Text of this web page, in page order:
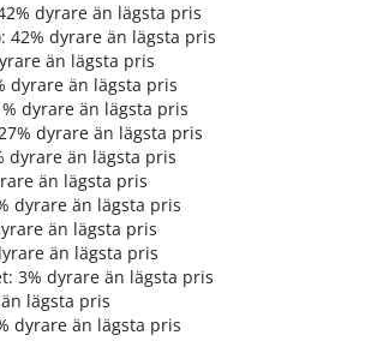
dyrare än lägsta pris
42% dyrare än lägsta pris
än lägsta pris
dyrare än lägsta pris
dyrare än lägsta pris
dyrare än lägsta pris
dyrare än lägsta pris
än lägsta pris
dyrare än lägsta pris
än lägsta pris
än lägsta pris
3% dyrare än lägsta pris
lägsta pris
dyrare än lägsta pris